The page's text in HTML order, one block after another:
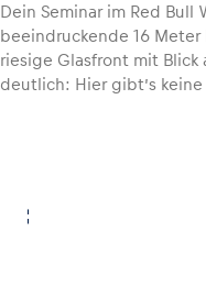
Dein Seminar im Red Bull
beeindruckende 16 Meter
riesige Glasfront mit Blick
deutlich: Hier gibt’s